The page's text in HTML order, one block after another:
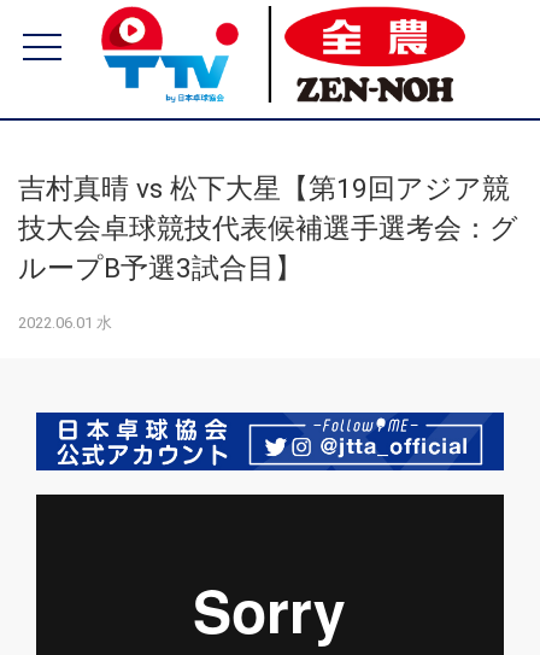
吉村真晴 vs 松下大星【第19回アジア競
技大会卓球競技代表候補選手選考会：グ
ループB予選3試合目】
2022.06.01 水